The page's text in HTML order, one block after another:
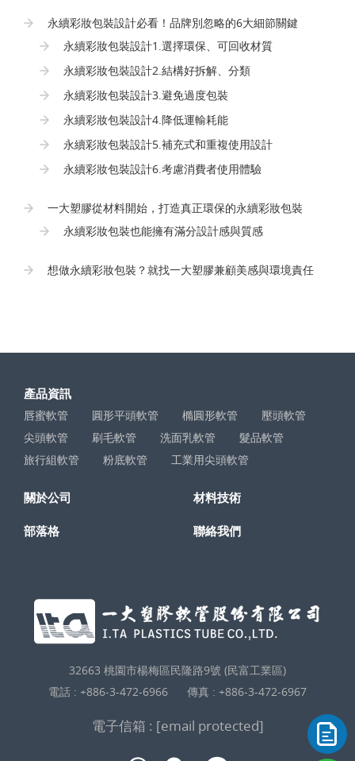
永續彩妝包裝設計必看！品牌別忽略的6大細節關鍵
永續彩妝包裝設計1.選擇環保、可回收材質
永續彩妝包裝設計2.結構好拆解、分類
永續彩妝包裝設計3.避免過度包裝
永續彩妝包裝設計4.降低運輸耗能
永續彩妝包裝設計5.補充式和重複使用設計
永續彩妝包裝設計6.考慮消費者使用體驗
一大塑膠從材料開始，打造真正環保的永續彩妝包裝
永續彩妝包裝也能擁有滿分設計感與質感
想做永續彩妝包裝？就找一大塑膠兼顧美感與環境責任
產品資訊
唇蜜軟管 圓形平頭軟管 橢圓形軟管
壓頭軟管
尖頭軟管
刷毛軟管 洗面乳軟管
髮品軟管
旅行組軟管
粉底軟管 工業用尖頭軟管
關於公司 材料技術
部落格 聯絡我們
32663 桃園市楊梅區民隆路9號 (民富工業區)
電話 : +886-3-472-6966 傳真 : +886-3-472-6967
電子信箱 : [email protected]